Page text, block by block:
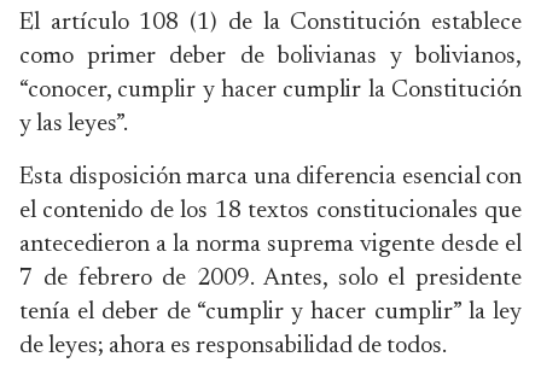
El artículo 108 (1) de la Constitución establece
como primer deber de bolivianas y bolivianos,
“conocer, cumplir y hacer cumplir la Constitución
y las leyes”.
Esta disposición marca una diferencia esencial con
el contenido de los 18 textos constitucionales que
antecedieron a la norma suprema vigente desde el
7 de febrero de 2009. Antes, solo el presidente
tenía el deber de “cumplir y hacer cumplir” la ley
de leyes; ahora es responsabilidad de todos.